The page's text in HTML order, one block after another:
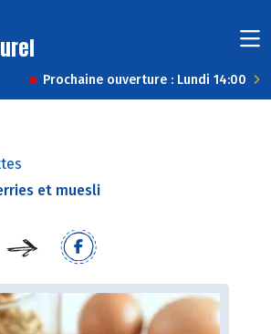
Prochaine ouverture : Lundi 14:00
et muesli